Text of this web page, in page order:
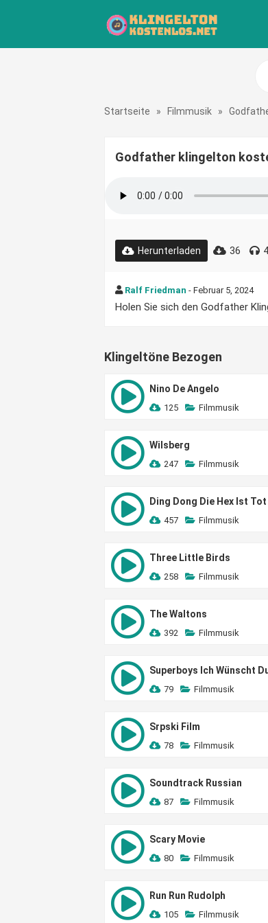
Startseite » Filmmusik »
Godfather klingelton
Herunterladen 36
Ralf Friedman - Februar 5, 2024
Holen Sie sich den Godfather
Klingeltöne Bezogen
Nino De Angelo
125 Filmmusik
Wilsberg
247 Filmmusik
Ding Dong Die Hex Ist Tot
457 Filmmusik
Three Little Birds
258 Filmmusik
The Waltons
392 Filmmusik
Superboys Ich Wünscht
79 Filmmusik
Srpski Film
78 Filmmusik
Soundtrack Russian
87 Filmmusik
Scary Movie
80 Filmmusik
Run Run Rudolph
105 Filmmusik